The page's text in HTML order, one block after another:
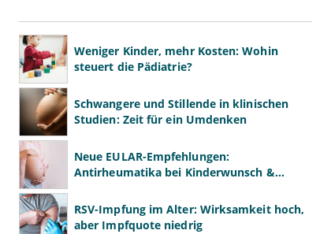
Weniger Kinder, mehr Kosten: Wohin
steuert die Pädiatrie?
Schwangere und Stillende in klinischen
Studien: Zeit für ein Umdenken
Neue EULAR-Empfehlungen:
Antirheumatika bei Kinderwunsch &
RSV-Impfung im Alter: Wirksamkeit hoch,
aber Impfquote niedrig